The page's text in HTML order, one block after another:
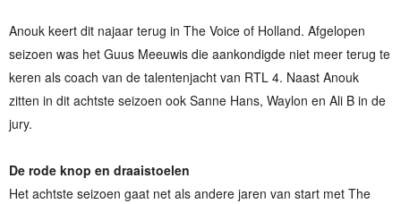
Anouk keert dit najaar terug in The Voice of Holland. Afgelopen
seizoen was het Guus Meeuwis die aankondigde niet meer terug te
keren als coach van de talentenjacht van RTL 4. Naast Anouk
zitten in dit achtste seizoen ook Sanne Hans, Waylon en Ali B in de
jury.
De rode knop en draaistoelen
Het achtste seizoen gaat net als andere jaren van start met The